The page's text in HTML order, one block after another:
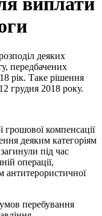
деяких
передбачених
рік. Таке рішення
грудня 2018 року.
грошової компенсації
деяким категоріям
під час
операції,
антитерористичної
перебування